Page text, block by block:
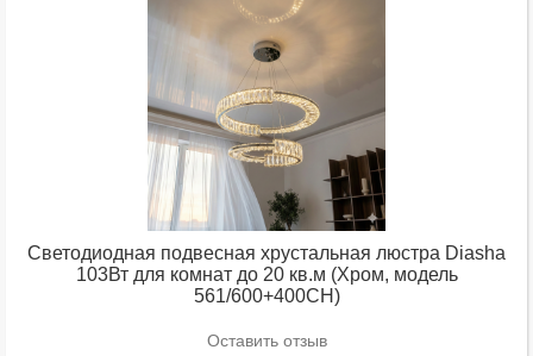
Светодиодная подвесная хрустальная люстра Diasha
103Вт для комнат до 20 кв.м (Хром, модель
561/600+400CH)
Оставить отзыв